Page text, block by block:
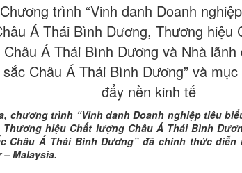
Chương trình “Vinh danh Doanh
Á Thái Bình Dương, Thương hiệu
Châu Á Thái Bình Dương và Nhà lãnh
sắc Châu Á Thái Bình Dương” và
đẩy nền kinh tế
chương trình “Vinh danh Doanh nghiệp tiêu
Thương hiệu Chất lượng Châu Á Thái Bình
Châu Á Thái Bình Dương” đã chính thức
– Malaysia.